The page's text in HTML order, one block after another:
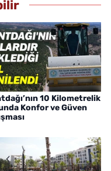
10 Kilometrelik
Konfor ve Güven